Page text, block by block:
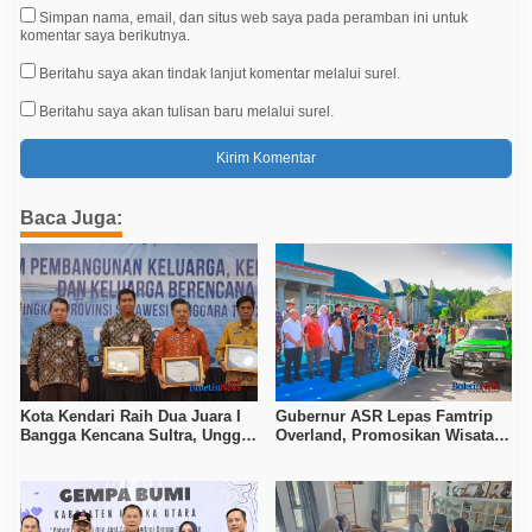
Simpan nama, email, dan situs web saya pada peramban ini untuk
komentar saya berikutnya.
Beritahu saya akan tindak lanjut komentar melalui surel.
Beritahu saya akan tulisan baru melalui surel.
Baca Juga:
Kota Kendari Raih Dua Juara I
Bangga Kencana Sultra, Unggul
Gubernur ASR Lepas Famtrip
Overland, Promosikan Wisata